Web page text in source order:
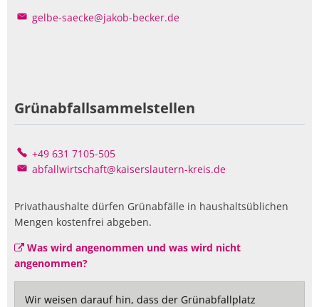
gelbe-saecke@jakob-becker.de
Grünabfallsammelstellen
+49 631 7105-505
abfallwirtschaft@kaiserslautern-kreis.de
Privathaushalte dürfen Grünabfälle in haushaltsüblichen
Mengen kostenfrei abgeben.
Was wird angenommen und was wird nicht
angenommen?
Wir weisen darauf hin, dass der Grünabfallplatz